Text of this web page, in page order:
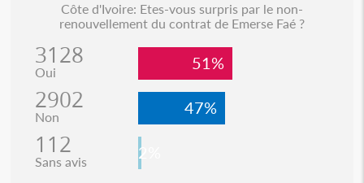
Côte d'Ivoire: Etes-vous surpris par le non-
renouvellement du contrat de Emerse Faé ?
3128
Oui 51%
2902
Non 47%
112
Sans avis 2%